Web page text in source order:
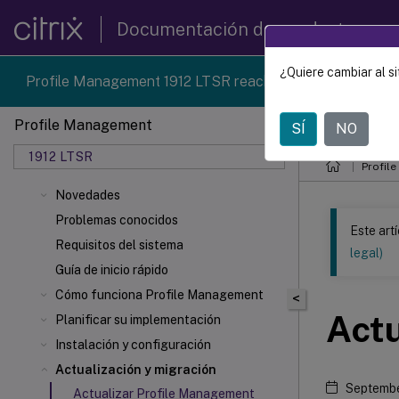
Documentación de productos
Profile Management 1912 LTSR reached end-of-life on
Profile Management
1912 LTSR
Novedades
Problemas conocidos
Requisitos del sistema
Guía de inicio rápido
Cómo funciona Profile Management
Planificar su implementación
Instalación y configuración
Actualización y migración
Actualizar Profile Management
Este
Profile
<
Este
legal)
¿Quiere cambiar al
SÍ NO